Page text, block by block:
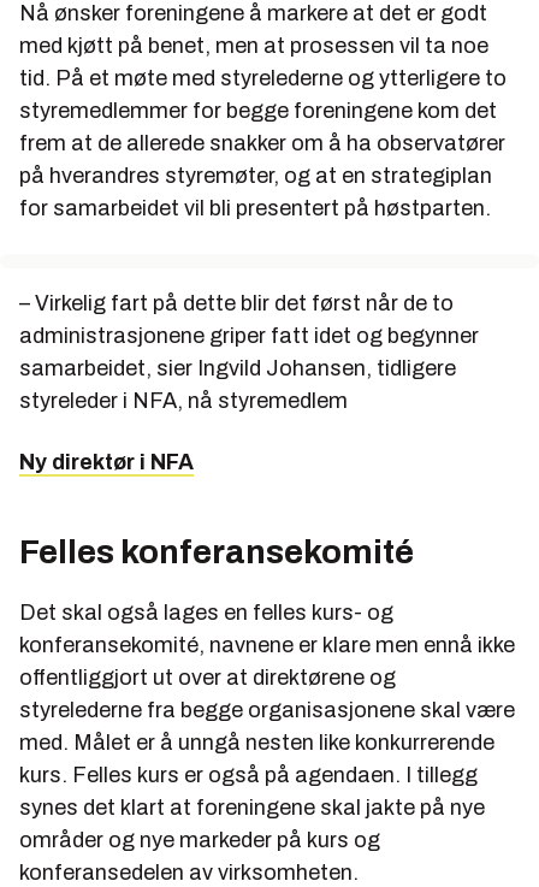
Nå ønsker foreningene å markere at det er godt
med kjøtt på benet, men at prosessen vil ta noe
tid. På et møte med styrelederne og ytterligere to
styremedlemmer for begge foreningene kom det
frem at de allerede snakker om å ha observatører
på hverandres styremøter, og at en strategiplan
for samarbeidet vil bli presentert på høstparten.
– Virkelig fart på dette blir det først når de to
administrasjonene griper fatt idet og begynner
samarbeidet, sier Ingvild Johansen, tidligere
styreleder i NFA, nå styremedlem
Ny direktør i NFA
Felles konferansekomité
Det skal også lages en felles kurs- og
konferansekomité, navnene er klare men ennå ikke
offentliggjort ut over at direktørene og
styrelederne fra begge organisasjonene skal være
med. Målet er å unngå nesten like konkurrerende
kurs. Felles kurs er også på agendaen. I tillegg
synes det klart at foreningene skal jakte på nye
områder og nye markeder på kurs og
konferansedelen av virksomheten.